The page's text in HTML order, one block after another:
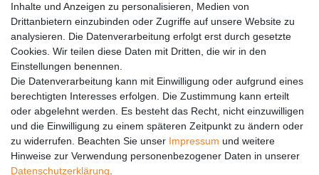
Anleitungen
Vertrag widerrufen
PARTNER
DHL
GLS
PaketPLUS
Inhalte und Anzeigen zu personalisieren, Medien von
Drittanbietern einzubinden oder Zugriffe auf unsere Website zu
analysieren. Die Datenverarbeitung erfolgt erst durch gesetzte
Cookies. Wir teilen diese Daten mit Dritten, die wir in den
Einstellungen benennen.
Die Datenverarbeitung kann mit Einwilligung oder aufgrund eines
berechtigten Interesses erfolgen. Die Zustimmung kann erteilt
oder abgelehnt werden. Es besteht das Recht, nicht einzuwilligen
und die Einwilligung zu einem späteren Zeitpunkt zu ändern oder
zu widerrufen. Beachten Sie unser Impressum und weitere
Hinweise zur Verwendung personenbezogener Daten in unserer
Daten­schutz­erklärung